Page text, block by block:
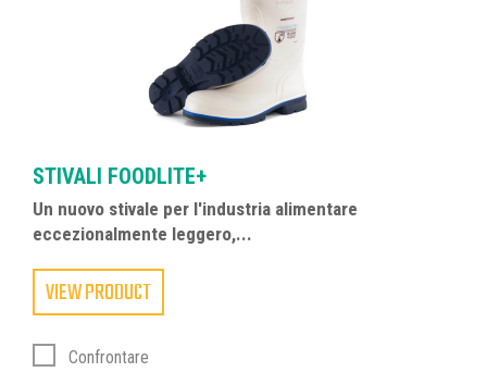
STIVALI FOODLITE+
Un nuovo stivale per l'industria alimentare
eccezionalmente leggero,...
VIEW PRODUCT
Confrontare